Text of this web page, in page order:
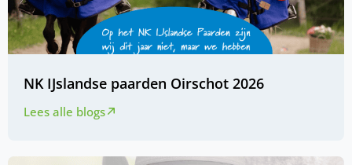
NK IJslandse paarden Oirschot 2026
Lees alle blogs